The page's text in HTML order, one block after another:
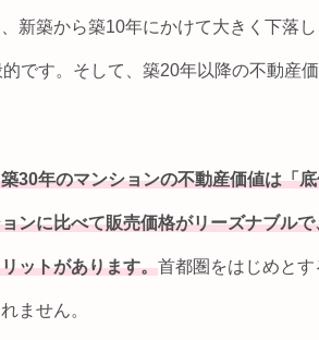
新築から築10年にかけて大きく下落
です。そして、築20年以降の不動産
30年のマンションの不動産価値は「
ンに比べて販売価格がリーズナブル
ットがあります。首都圏をはじめとす
ません。